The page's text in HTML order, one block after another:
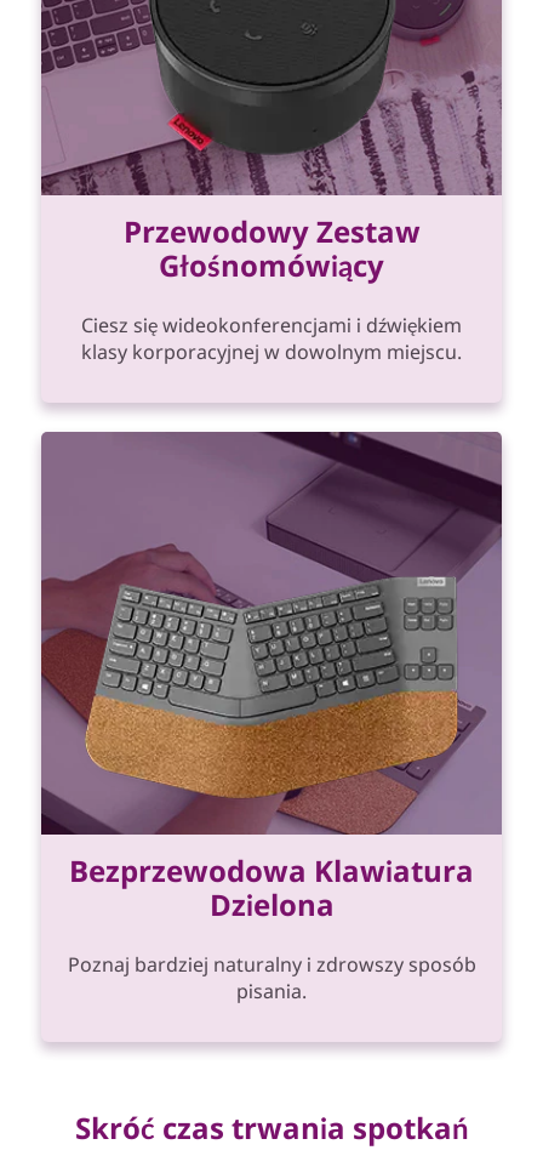
Przewodowy Zestaw
Głośnomówiący
Ciesz się wideokonferencjami i dźwiękiem
klasy korporacyjnej w dowolnym miejscu.
Bezprzewodowa Klawiatura
Dzielona
Poznaj bardziej naturalny i zdrowszy sposób
pisania.
Skróć czas trwania spotkań